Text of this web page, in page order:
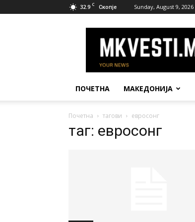
32.9 C Скопје Sunday, August 9, 2026
Вести
ПОЧЕТНА МАКЕДОНИЈА
Почетна тагови евросонг
таг: евросонг